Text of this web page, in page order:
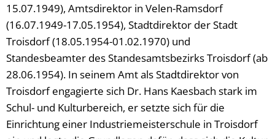
15.07.1949), Amtsdirektor in Velen-Ramsdorf
(16.07.1949-17.05.1954), Stadtdirektor der Stadt
Troisdorf (18.05.1954-01.02.1970) und
Standesbeamter des Standesamtsbezirks Troisdorf (ab
28.06.1954). In seinem Amt als Stadtdirektor von
Troisdorf engagierte sich Dr. Hans Kaesbach stark im
Schul- und Kulturbereich, er setzte sich für die
Einrichtung einer Industriemeisterschule in Troisdorf